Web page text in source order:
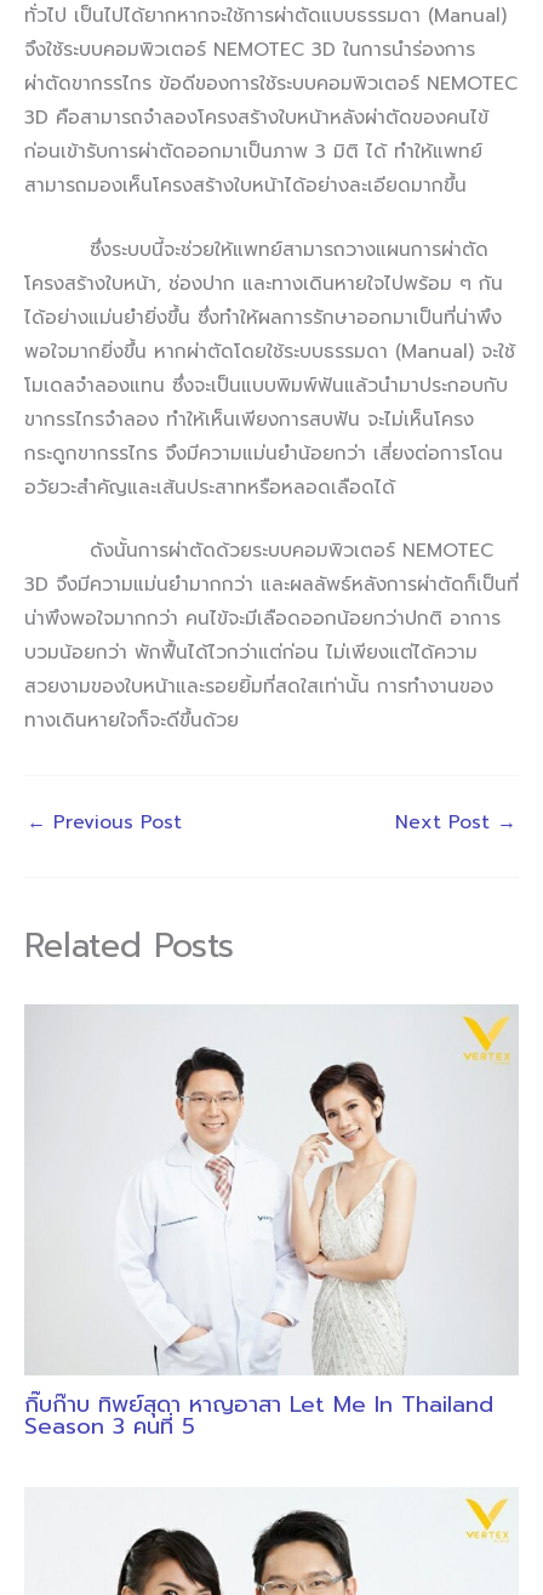
ทั่วไป เป็นไปได้ยากหากจะใช้การผ่าตัดแบบธรรมดา (Manual)
จึงใช้ระบบคอมพิวเตอร์ NEMOTEC 3D ในการนำร่องการ
ผ่าตัดขากรรไกร ข้อดีของการใช้ระบบคอมพิวเตอร์ NEMOTEC
3D คือสามารถจำลองโครงสร้างใบหน้าหลังผ่าตัดของคนไข้
ก่อนเข้ารับการผ่าตัดออกมาเป็นภาพ 3 มิติ ได้ ทำให้แพทย์
สามารถมองเห็นโครงสร้างใบหน้าได้อย่างละเอียดมากขึ้น
ซึ่งระบบนี้จะช่วยให้แพทย์สามารถวางแผนการผ่าตัด
โครงสร้างใบหน้า, ช่องปาก และทางเดินหายใจไปพร้อม ๆ กัน
ได้อย่างแม่นยำยิ่งขึ้น ซึ่งทำให้ผลการรักษาออกมาเป็นที่น่าพึง
พอใจมากยิ่งขึ้น หากผ่าตัดโดยใช้ระบบธรรมดา (Manual) จะใช้
โมเดลจำลองแทน ซึ่งจะเป็นแบบพิมพ์ฟันแล้วนำมาประกอบกับ
ขากรรไกรจำลอง ทำให้เห็นเพียงการสบฟัน จะไม่เห็นโครง
กระดูกขากรรไกร จึงมีความแม่นยำน้อยกว่า เสี่ยงต่อการโดน
อวัยวะสำคัญและเส้นประสาทหรือหลอดเลือดได้
ดังนั้นการผ่าตัดด้วยระบบคอมพิวเตอร์ NEMOTEC
3D จึงมีความแม่นยำมากกว่า และผลลัพธ์หลังการผ่าตัดก็เป็นที่
น่าพึงพอใจมากกว่า คนไข้จะมีเลือดออกน้อยกว่าปกติ อาการ
บวมน้อยกว่า พักฟื้นได้ไวกว่าแต่ก่อน ไม่เพียงแต่ได้ความ
สวยงามของใบหน้าและรอยยิ้มที่สดใสเท่านั้น การทำงานของ
ทางเดินหายใจก็จะดีขึ้นด้วย
← Previous Post Next Post →
Related Posts
กิ๊บก๊าบ ทิพย์สุดา หาญอาสา Let Me In Thailand
Season 3 คนที่ 5